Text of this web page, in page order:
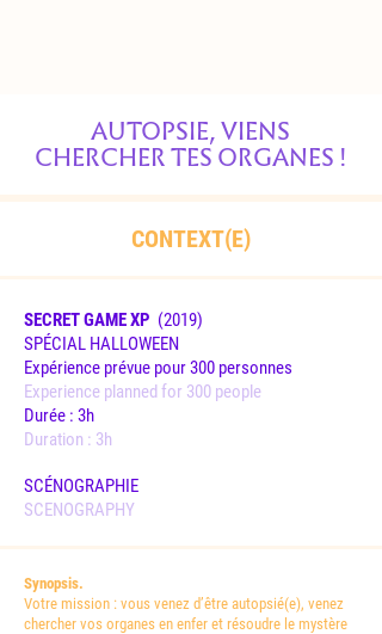
AUTOPSIE, VIENS
CHERCHER TES ORGANES !
CONTEXT(E)
SECRET GAME XP (2019)
SPÉCIAL HALLOWEEN
Expérience prévue pour 300 personnes
Experience planned for 300 people
Durée : 3h
Duration : 3h
SCÉNOGRAPHIE
SCENOGRAPHY
Synopsis.
Votre mission : vous venez d’être autopsié(e), venez
chercher vos organes en enfer et résoudre le mystère